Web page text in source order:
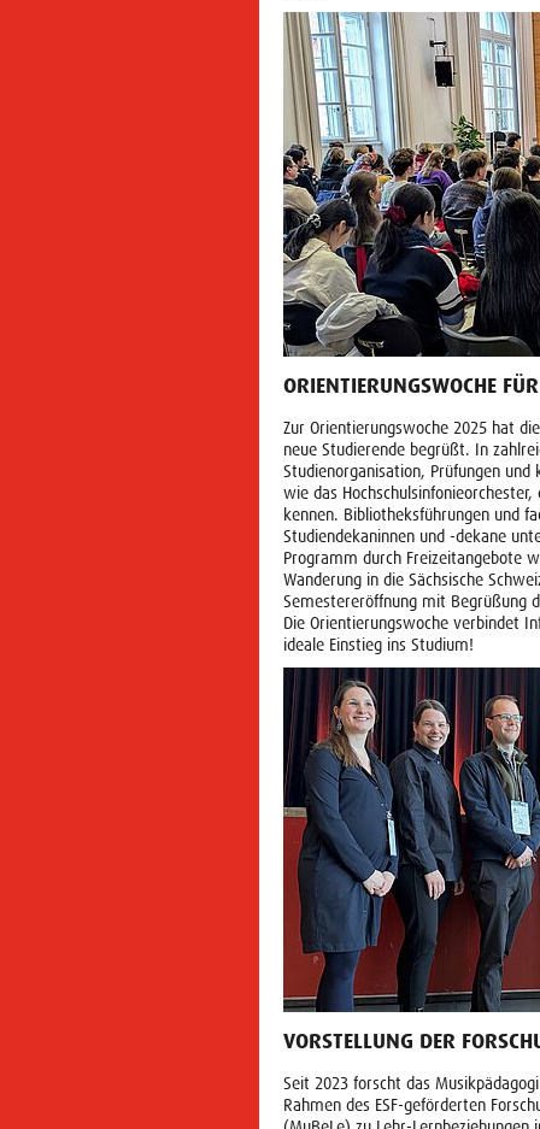
ORIENTIERUNGSWOCHE
Zur Orientierungswoche 2025 hat
neue Studierende begrüßt. In
Studienorganisation, Prüfungen
wie das
kennen. Bibliotheksführungen und
Studiendekaninnen und -dekane
Programm durch Freizeitangebote
Wanderung in die Sächsische
Semestereröffnung mit Begrüßung
Die Orientierungswoche verbindet
ideale Einstieg ins Studium!
VORSTELLUNG DER
Seit 2023 forscht das
Rahmen des ESF-geförderten